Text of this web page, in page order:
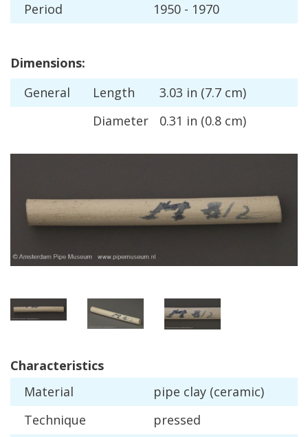
Period
1950 - 1970
Dimensions:
General
Length 3.03 in (7.7 cm)
Diameter
0.31 in (0.8 cm)
Characteristics
Material
pipe clay (ceramic)
Technique
pressed